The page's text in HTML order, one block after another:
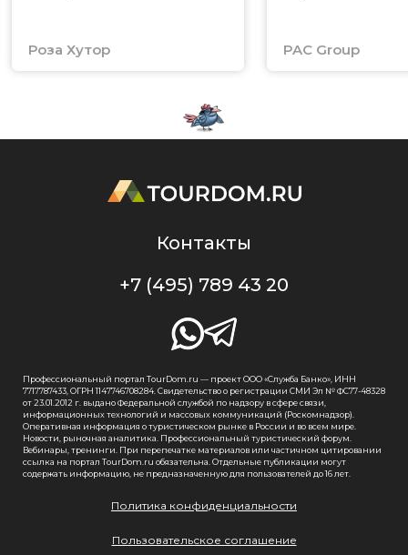
Роза Хутор PAC Group
Контакты
+7 (495) 789 43 20
Профессиональный портал TourDom.ru — проект ООО «Служба Банко», ИНН
7717787433, ОГРН 1147746708284. Свидетельство о регистрации СМИ Эл № ФС77-48328
от 23.01.2012 г. выдано Федеральной службой по надзору в сфере связи,
информационных технологий и массовых коммуникаций (Роскомнадзор).
Оперативная информация о туристическом рынке в России и во всем мире.
Новости, рыночная аналитика. Профессиональный туристический форум.
Вебинары, тренинги. При перепечатке материалов или частичном цитировании
ссылка на портал TourDom.ru обязательна. Отдельные публикации могут
содержать информацию, не предназначенную для пользователей до 16 лет.
Политика конфиденциальности
Пользовательское соглашение